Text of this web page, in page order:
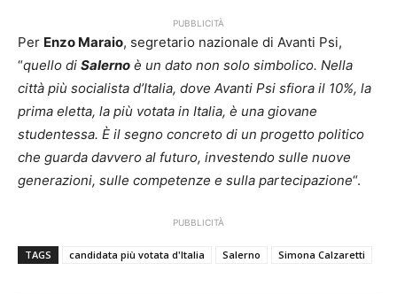
PUBBLICITÀ
Per Enzo Maraio, segretario nazionale di Avanti Psi,
“quello di Salerno è un dato non solo simbolico. Nella
città più socialista d’Italia, dove Avanti Psi sfiora il 10%, la
prima eletta, la più votata in Italia, è una giovane
studentessa. È il segno concreto di un progetto politico
che guarda davvero al futuro, investendo sulle nuove
generazioni, sulle competenze e sulla partecipazione“.
PUBBLICITÀ
TAGS candidata più votata d'Italia Salerno Simona Calzaretti